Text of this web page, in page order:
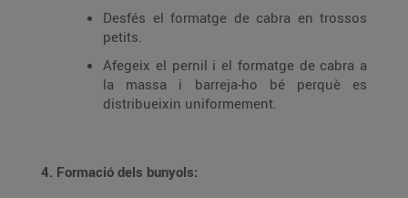
Desfés el formatge de cabra en trossos
petits.
Afegeix el pernil i el formatge de cabra a
la massa i barreja-ho bé perquè es
distribueixin uniformement.
4. Formació dels bunyols: